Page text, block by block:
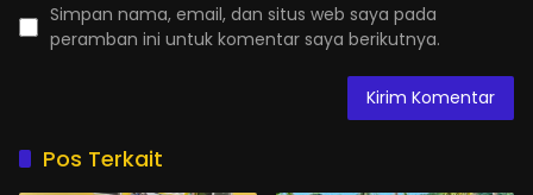
Simpan nama, email, dan situs web saya pada
peramban ini untuk komentar saya berikutnya.
Pos Terkait